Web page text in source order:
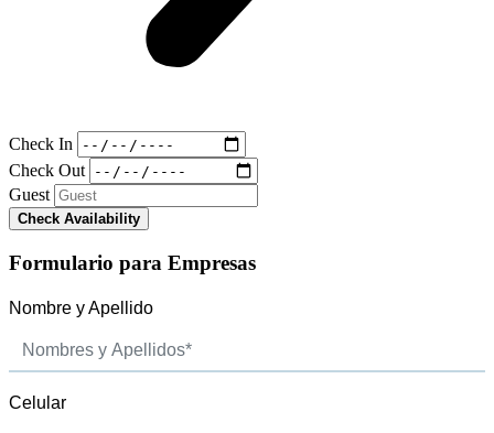
Check In
Check Out
Guest
Check Availability
Formulario para Empresas